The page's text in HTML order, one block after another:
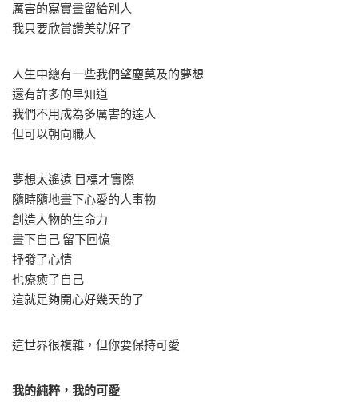
厲害的寫實畫留給別人
我只要欣賞讚美就好了
人生中總有一些我們望塵莫及的夢想
還有許多的早知道
我們不用成為多厲害的達人
但可以朝向職人
夢想太遙遠 目標才實際
隨時隨地畫下心愛的人事物
創造人物的生命力
畫下自己 留下回憶
抒發了心情
也療癒了自己
這就足夠開心好幾天的了
這世界很複雜，但你要保持可愛
我的純粹，我的可愛